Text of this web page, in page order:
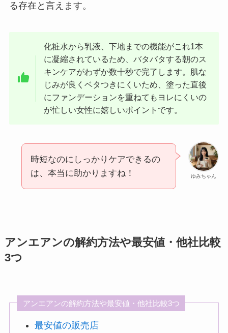
る存在と言えます。
化粧水から乳液、下地までの機能がこれ1本
に凝縮されているため、バタバタする朝のス
キンケアがわずか数十秒で完了します。肌な
じみが良くベタつきにくいため、塗った直後
にファンデーションを重ねてもヨレにくいの
が忙しい女性に嬉しいポイントです。
ゆみちゃん
時短なのにしっかりケアできるの
は、本当に助かりますね！
アンエアンの解約方法や最安値・他社比較
3つ
アンエアンの解約方法や最安値・他社比較3つ
最安値の販売店